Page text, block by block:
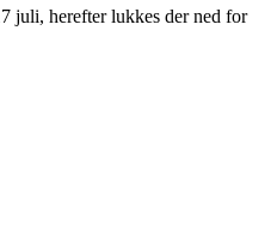
juli, herefter lukkes der ned for